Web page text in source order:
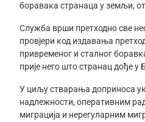
боравака странаца у земљи,
Служба врши претходно све
провјери код издавања
привременог и сталног
прије него што странац дође у
У циљу стварања доприноса
надлежности, оперативним
миграција и нерегуларним